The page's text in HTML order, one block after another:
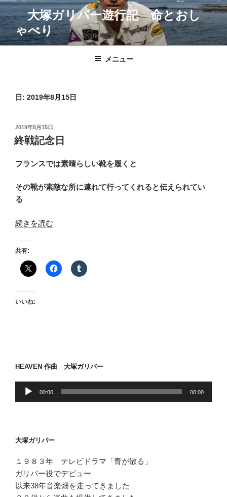
コ
ン
テ
ン
大塚ガリバー遊行記 命とおし
ゃべり
メニュー
日: 2019年8月15日
投
稿
日:
2019年8月15日
終戦記念日
フランスでは素晴らしい靴を履くと
その靴が素敵な所に連れて行ってくれると伝えられてい
る
“終
記
日”
続きを読む
共有:
いいね:
HEAVEN 作曲 大塚ガリバー
ー
ー
00:00 00:00
大塚ガリバー
１９８３年 テレビドラマ「青が散る」
ガリバー役でデビュー
以来38年音楽畑を走ってきました